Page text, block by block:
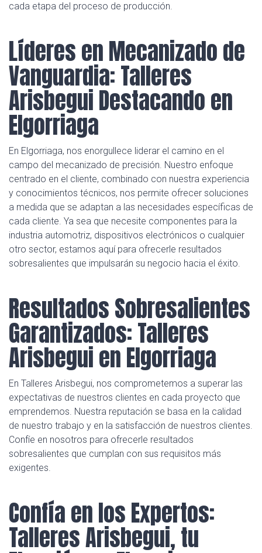
cada etapa del proceso de producción.
Líderes en Mecanizado de
Vanguardia: Talleres
Arisbegui Destacando en
Elgorriaga
En Elgorriaga, nos enorgullece liderar el camino en el
campo del mecanizado de precisión. Nuestro enfoque
centrado en el cliente, combinado con nuestra experiencia
y conocimientos técnicos, nos permite ofrecer soluciones
a medida que se adaptan a las necesidades específicas de
cada cliente. Ya sea que necesite componentes para la
industria automotriz, dispositivos electrónicos o cualquier
otro sector, estamos aquí para ofrecerle resultados
sobresalientes que impulsarán su negocio hacia el éxito.
Resultados Sobresalientes
Garantizados: Talleres
Arisbegui en Elgorriaga
En Talleres Arisbegui, nos comprometemos a superar las
expectativas de nuestros clientes en cada proyecto que
emprendemos. Nuestra reputación se basa en la calidad
de nuestro trabajo y en la satisfacción de nuestros clientes.
Confíe en nosotros para ofrecerle resultados
sobresalientes que cumplan con sus requisitos más
exigentes.
Confía en los Expertos:
Talleres Arisbegui, tu